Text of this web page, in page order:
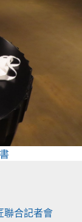
聯合記者會